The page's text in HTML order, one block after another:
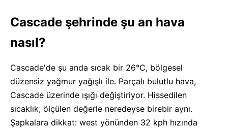
Cascade şehrinde şu an hava
nasıl?
Cascade'de şu anda sıcak bir 26°C, bölgesel
düzensiz yağmur yağışlı ile. Parçalı bulutlu hava,
Cascade üzerinde ışığı değiştiriyor. Hissedilen
sıcaklık, ölçülen değerle neredeyse birebir aynı.
Şapkalara dikkat: west yönünden 32 kph hızında